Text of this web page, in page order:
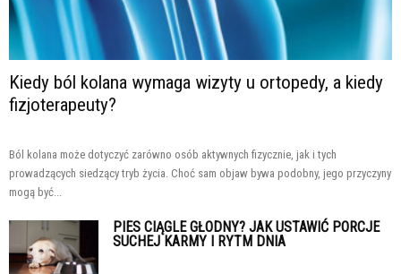
Kiedy ból kolana wymaga wizyty u ortopedy, a kiedy
fizjoterapeuty?
Ból kolana może dotyczyć zarówno osób aktywnych fizycznie, jak i tych
prowadzących siedzący tryb życia. Choć sam objaw bywa podobny, jego przyczyny
mogą być...
PIES CIĄGLE GŁODNY? JAK USTAWIĆ PORCJE
SUCHEJ KARMY I RYTM DNIA